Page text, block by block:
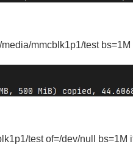
mmcblk1p1/test
test of=/dev/null bs=1M